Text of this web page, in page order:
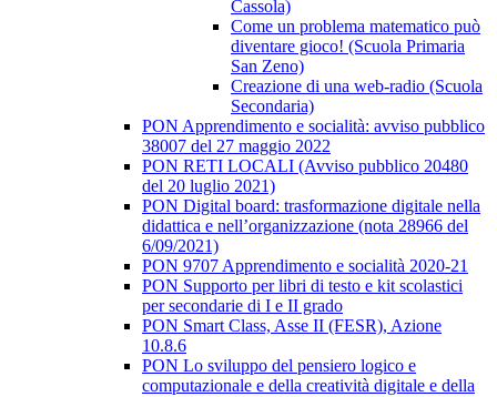
Cassola)
Come un problema matematico può
diventare gioco! (Scuola Primaria
San Zeno)
Creazione di una web-radio (Scuola
Secondaria)
PON Apprendimento e socialità: avviso pubblico
38007 del 27 maggio 2022
PON RETI LOCALI (Avviso pubblico 20480
del 20 luglio 2021)
PON Digital board: trasformazione digitale nella
didattica e nell’organizzazione (nota 28966 del
6/09/2021)
PON 9707 Apprendimento e socialità 2020-21
PON Supporto per libri di testo e kit scolastici
per secondarie di I e II grado
PON Smart Class, Asse II (FESR), Azione
10.8.6
PON Lo sviluppo del pensiero logico e
computazionale e della creatività digitale e della